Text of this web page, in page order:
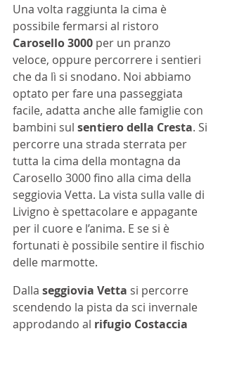
Una volta raggiunta la cima è
possibile fermarsi al ristoro
Carosello 3000 per un pranzo
veloce, oppure percorrere i sentieri
che da lì si snodano. Noi abbiamo
optato per fare una passeggiata
facile, adatta anche alle famiglie con
bambini sul sentiero della Cresta. Si
percorre una strada sterrata per
tutta la cima della montagna da
Carosello 3000 fino alla cima della
seggiovia Vetta. La vista sulla valle di
Livigno è spettacolare e appagante
per il cuore e l’anima. E se si è
fortunati è possibile sentire il fischio
delle marmotte.
Dalla seggiovia Vetta si percorre
scendendo la pista da sci invernale
approdando al rifugio Costaccia